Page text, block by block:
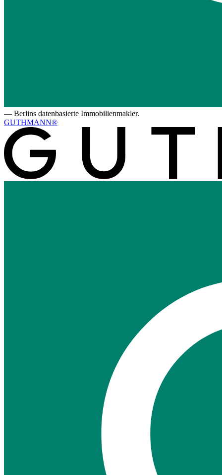
— Berlins datenbasierte Immobilienmakler.
GUTHMANN®